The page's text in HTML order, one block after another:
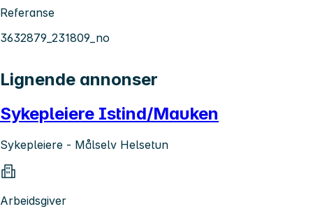
Referanse
3632879_231809_no
Lignende annonser
Sykepleiere Istind/Mauken
Sykepleiere - Målselv Helsetun
Arbeidsgiver